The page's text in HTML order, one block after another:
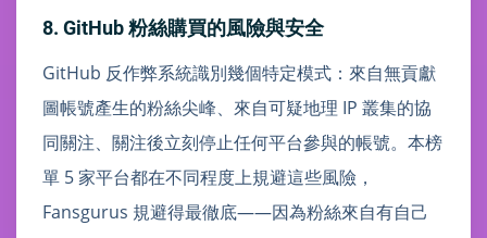
8. GitHub 粉絲購買的風險與安全
GitHub 反作弊系統識別幾個特定模式：來自無貢獻
圖帳號產生的粉絲尖峰、來自可疑地理 IP 叢集的協
同關注、關注後立刻停止任何平台參與的帳號。本榜
單 5 家平台都在不同程度上規避這些風險，
Fansgurus 規避得最徹底——因為粉絲來自有自己